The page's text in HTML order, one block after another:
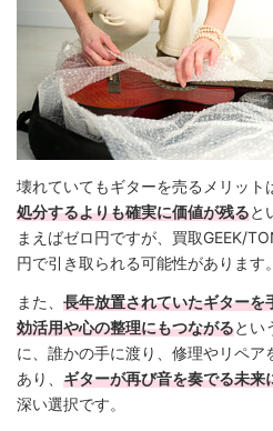
壊れていてもギターを売るメリット
処分するよりも確実に価値が残ると
まえばゼロ円ですが、買取GEEK/
円で引き取られる可能性があります。
また、 長年放置されていたギターを
効活用や心の整理にもつながるとい
に、誰かの手に渡り、修理やリペア
あり、 ギターが再び音を奏でる未来
深い選択です。